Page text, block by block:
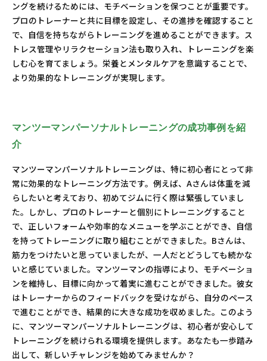
ングを続けるためには、モチベーションを保つことが重要です。
プロのトレーナーと共に目標を設定し、その進捗を確認すること
で、自信を持ちながらトレーニングを進めることができます。ス
トレス管理やリラクセーション法も取り入れ、トレーニングを楽
しむ心を育てましょう。栄養とメンタルケアを意識することで、
より効果的なトレーニングが実現します。
マンツーマンパーソナルトレーニングの成功事例を紹
介
マンツーマンパーソナルトレーニングは、特に初心者にとって非
常に効果的なトレーニング方法です。例えば、Aさんは体重を減
らしたいと考えており、初めてジムに行く際は緊張していまし
た。しかし、プロのトレーナーと個別にトレーニングすること
で、正しいフォームや効率的なメニューを学ぶことができ、自信
を持ってトレーニングに取り組むことができました。Bさんは、
筋力をつけたいと思っていましたが、一人だとどうしても続かな
いと感じていました。マンツーマンの指導により、モチベーショ
ンを維持し、目標に向かって着実に進むことができました。彼女
はトレーナーからのフィードバックを受けながら、自分のペース
で進むことができ、結果的に大きな成功を収めました。このよう
に、マンツーマンパーソナルトレーニングは、初心者が安心して
トレーニングを続けられる環境を提供します。あなたも一歩踏み
出して、新しいチャレンジを始めてみませんか？